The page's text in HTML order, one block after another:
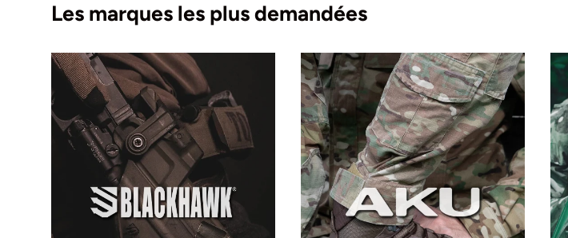
Les marques les plus demandées